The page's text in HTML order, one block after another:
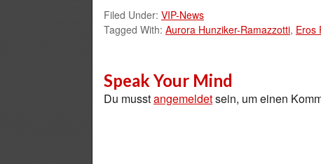
Filed Under: VIP-News
Tagged With: Aurora Hunziker-Ramazzotti, Eros
Speak Your Mind
Du musstangemeldetsein, um einen